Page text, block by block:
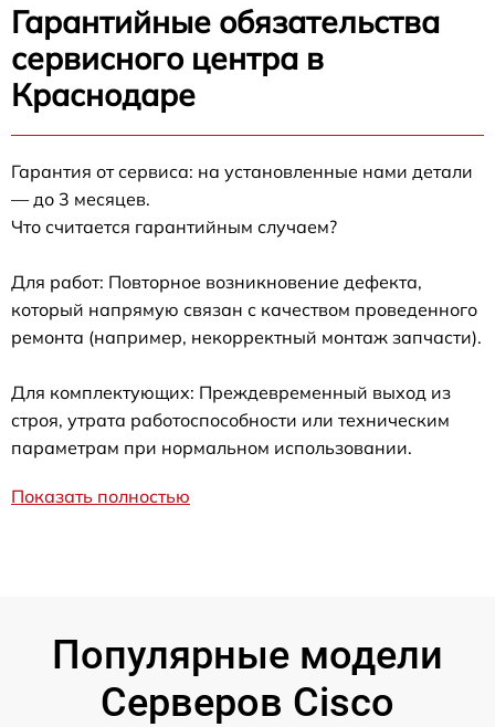
Гарантийные обязательства
сервисного центра в
Краснодаре
Гарантия от сервиса: на установленные нами детали
— до 3 месяцев.
Что считается гарантийным случаем?
Для работ: Повторное возникновение дефекта,
который напрямую связан с качеством проведенного
ремонта (например, некорректный монтаж запчасти).
Для комплектующих: Преждевременный выход из
строя, утрата работоспособности или техническим
параметрам при нормальном использовании.
Показать полностью
Популярные модели
Серверов Cisco